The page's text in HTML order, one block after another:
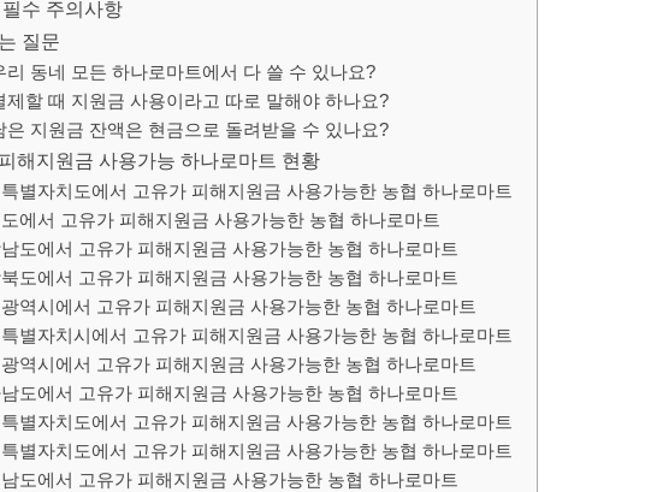
수 주의사항
질문
리 동네 모든 하나로마트에서 다 쓸 수 있나요?
제할 때 지원금 사용이라고 따로 말해야 하나요?
은 지원금 잔액은 현금으로 돌려받을 수 있나요?
해지원금 사용가능 하나로마트 현황
별자치도에서 고유가 피해지원금 사용가능한 농협 하나로마트
에서 고유가 피해지원금 사용가능한 농협 하나로마트
도에서 고유가 피해지원금 사용가능한 농협 하나로마트
도에서 고유가 피해지원금 사용가능한 농협 하나로마트
역시에서 고유가 피해지원금 사용가능한 농협 하나로마트
별자치시에서 고유가 피해지원금 사용가능한 농협 하나로마트
역시에서 고유가 피해지원금 사용가능한 농협 하나로마트
도에서 고유가 피해지원금 사용가능한 농협 하나로마트
별자치도에서 고유가 피해지원금 사용가능한 농협 하나로마트
별자치도에서 고유가 피해지원금 사용가능한 농협 하나로마트
도에서 고유가 피해지원금 사용가능한 농협 하나로마트